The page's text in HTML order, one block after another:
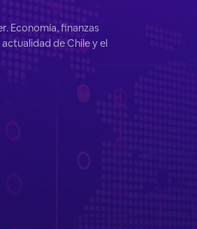
Economía, finanzas
de Chile y el